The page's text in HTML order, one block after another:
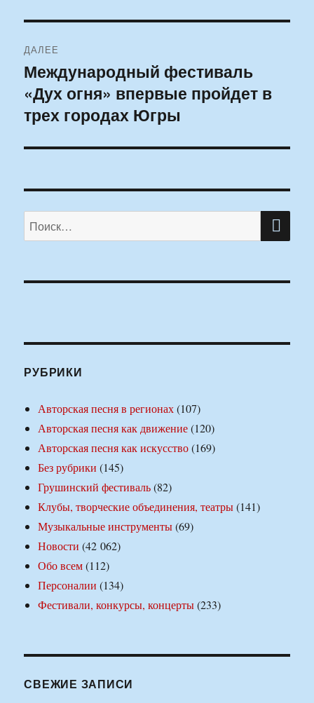
ДАЛЕЕ
Следующая
запись:
Международный фестиваль
«Дух огня» впервые пройдет в
трех городах Югры
Искать:
РУБРИКИ
Авторская песня в регионах(107)
Авторская песня как движение(120)
Авторская песня как искусство(169)
Без рубрики (145)
Грушинский фестиваль(82)
Клубы, творческие объединения, театры(141)
Музыкальные инструменты(69)
Новости (42 062)
Обо всем(112)
Персоналии (134)
Фестивали, конкурсы, концерты(233)
СВЕЖИЕ ЗАПИСИ